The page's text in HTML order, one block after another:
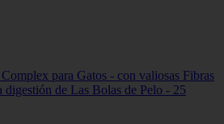
para Gatos - con valiosas Fibras
digestión de Las Bolas de Pelo - 25